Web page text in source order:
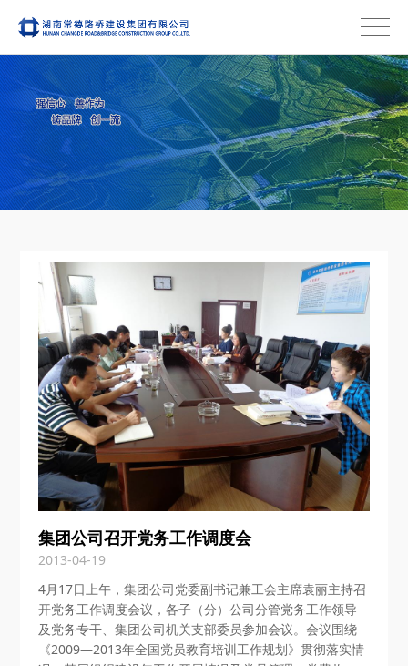
集团公司召开党务工作调度会
2013-04-19
4月17日上午，集团公司党委副书记兼工会主席袁丽主持召
开党务工作调度会议，各子（分）公司分管党务工作领导
及党务专干、集团公司机关支部委员参加会议。会议围绕
《2009—2013年全国党员教育培训工作规划》贯彻落实情